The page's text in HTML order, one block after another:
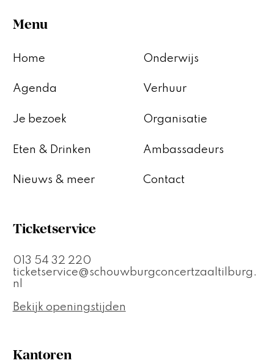
Menu
Home
Agenda
Je bezoek
Eten & Drinken
Nieuws & meer
Onderwijs
Verhuur
Organisatie
Ambassadeurs
Contact
Ticketservice
013 54 32 220
ticketservice@schouwburgconcertzaaltilburg.
nl
Bekijk openingstijden
Kantoren